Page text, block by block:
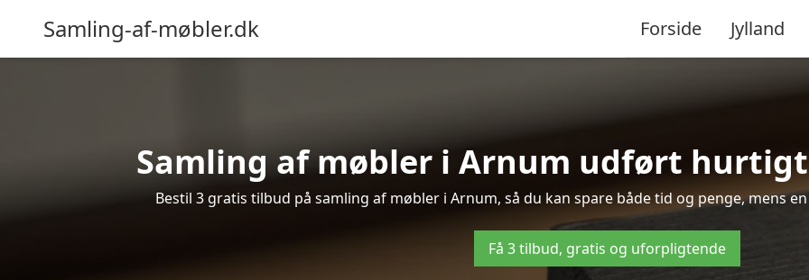
Samling-af-møbler.dk Forside Jylland
Samling af møbler i Arnum udført
Bestil 3 gratis tilbud på samling af møbler i Arnum, så du kan spare både tid og penge, mens
Få 3 tilbud, gratis og uforpligtende